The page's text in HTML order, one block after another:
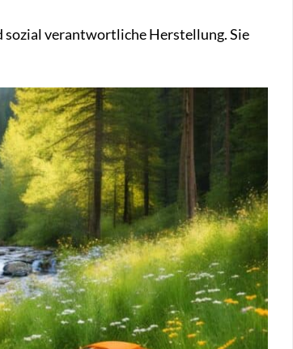
sozial verantwortliche Herstellung. Sie